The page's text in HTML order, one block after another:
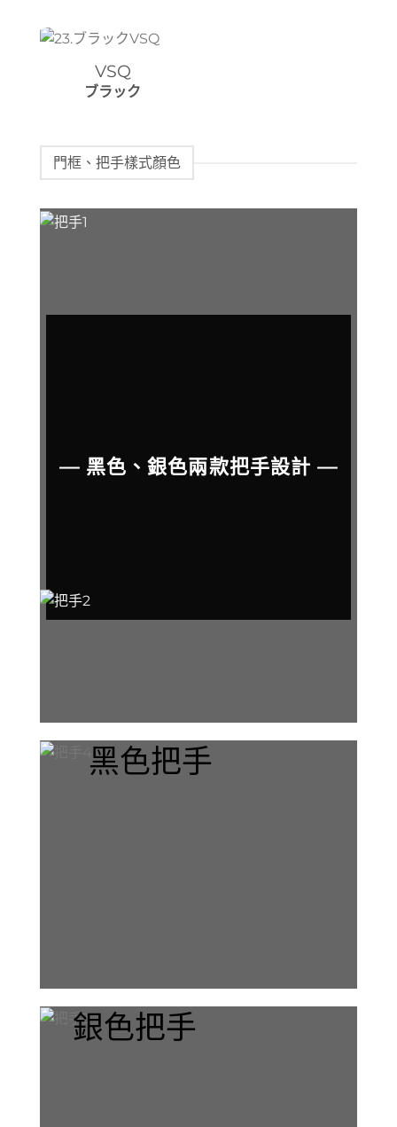
VSQ
ブラック
門框、把手樣式顏色
— 黑色、銀色兩款把手設計 —
黑色把手
銀色把手